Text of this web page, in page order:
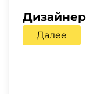
Далее